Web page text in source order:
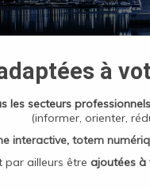
à
les secteurs professionnels
(informer, orienter,
interactive, totem
ailleurs être ajoutées à